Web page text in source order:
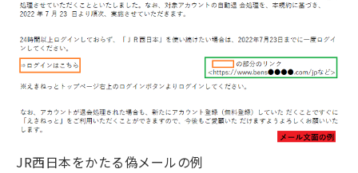
JR西日本をかたる偽メールの例